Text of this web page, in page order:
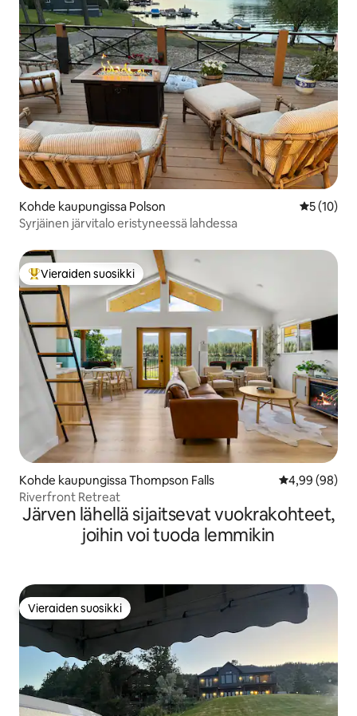
Kohde kaupungissa Polson
5 (10)
Syrjäinen järvitalo eristyneessä lahdessa
Vieraiden suosikkien parhaimmistoa
Vieraiden suosikki
Kohde kaupungissa Thompson Falls
4,99 (98)
Riverfront Retreat
Järven lähellä sijaitsevat vuokrakohteet,
joihin voi tuoda lemmikin
Vieraiden suosikki
Vieraiden suosikki